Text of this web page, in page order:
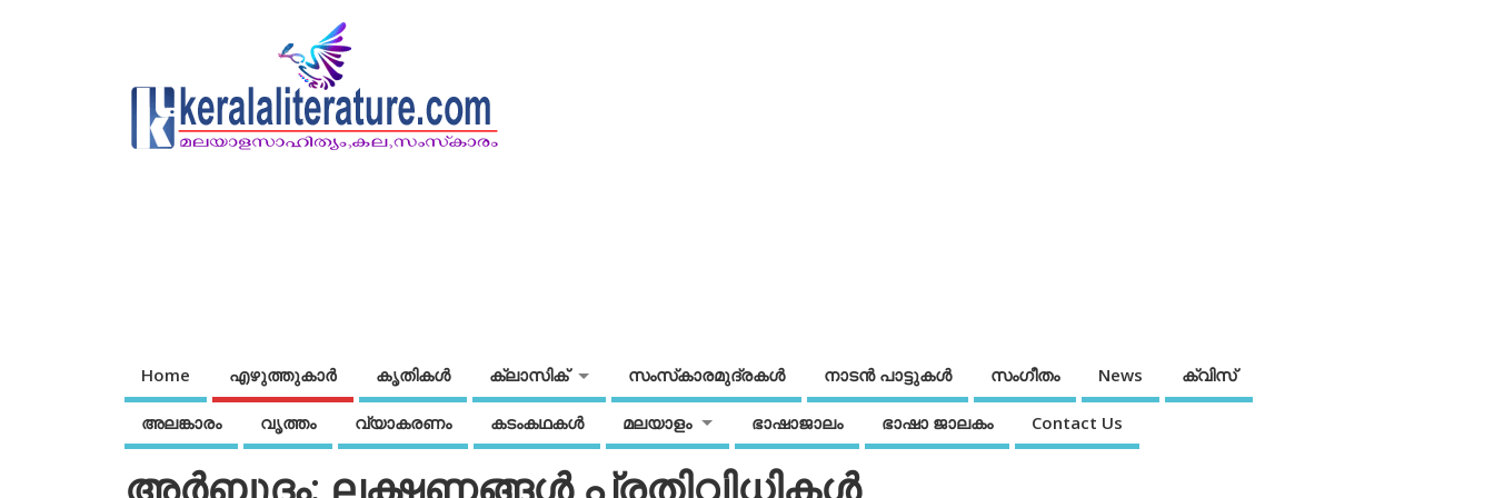
Home എഴുത്തുകാര്‍ കൃതികൾ ക്ലാസിക് സംസ്‌കാരമുദ്രകള്‍ നാടന്‍ പാട്ടുകള്‍ സംഗീതം News ക്വിസ്
അലങ്കാരം വൃത്തം വ്യാകരണം കടംകഥകള്‍ മലയാളം ഭാഷാജാലം ഭാഷാ ജാലകം Contact Us